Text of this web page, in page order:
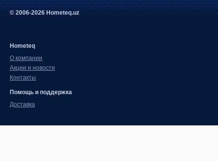
© 2006-2026 Hometeq.uz
Hometeq
О компании
Акции и новости
Контакты
Помощь и поддержка
Доставка